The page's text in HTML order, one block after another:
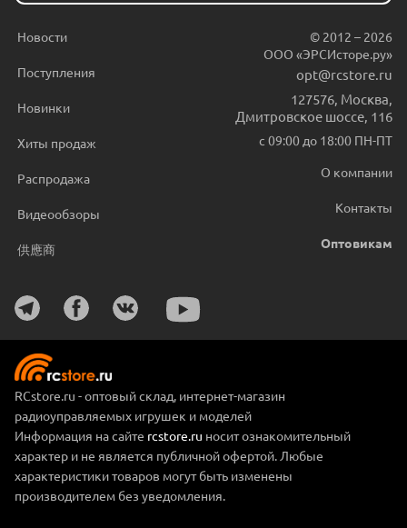
Новости
Поступления
Новинки
Хиты продаж
Распродажа
Видеообзоры
供應商
© 2012 – 2026
ООО «ЭРСИсторе.ру»
opt@rcstore.ru
127576 Москва
Дмитровское шоссе, 116
с 09:00 до 18:00 ПН-ПТ
О компании
Контакты
Оптовикам
RCstore.ru - оптовый склад, интернет-магазин
радиоуправляемых игрушек и моделей
Информация на сайте rcstore.ru носит ознакомительный
характер и не является публичной офертой. Любые
характеристики товаров могут быть изменены
производителем без уведомления.